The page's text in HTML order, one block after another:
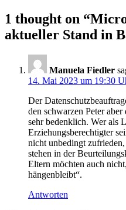
1 thought on “
aktueller Stand in
Manuela Fiedler
14. Mai 2023 um 19:30
Der
den schwarzen Peter
sehr bedenklich. Wer als
Erziehungsberechtigter
nicht unbedingt
stehen in der
Eltern möchten auch
hängenbleibt“.
Antworten